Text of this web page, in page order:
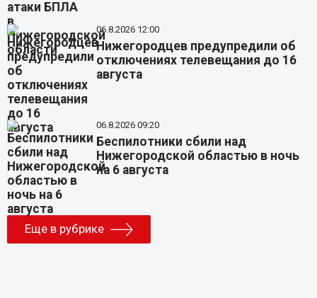
06.8.2026 12:00
Нижегородцев предупредили об
отключениях телевещания до 16
августа
06.8.2026 09:20
Беспилотники сбили над
Нижегородской областью в ночь
на 6 августа
Еще в рубрике